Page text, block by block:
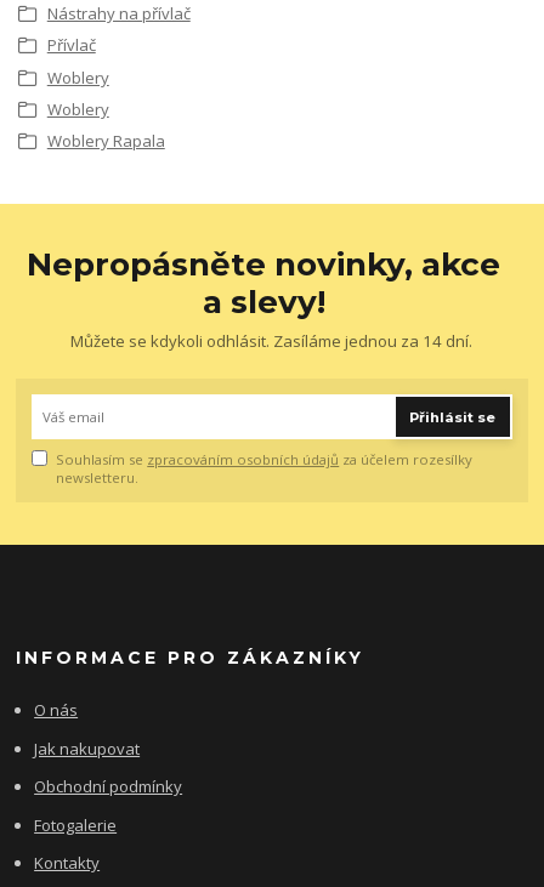
Nástrahy na přívlač
Přívlač
Woblery
Woblery
Woblery Rapala
Nepropásněte novinky, akce
a slevy!
Můžete se kdykoli odhlásit. Zasíláme jednou za 14 dní.
Přihlásit se
Souhlasím se zpracováním osobních údajů za účelem rozesílky
newsletteru.
INFORMACE PRO ZÁKAZNÍKY
O nás
Jak nakupovat
Obchodní podmínky
Fotogalerie
Kontakty